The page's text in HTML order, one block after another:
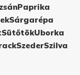
Paprika
Sárgarépa
SütőtökUborka
SzederSzilva